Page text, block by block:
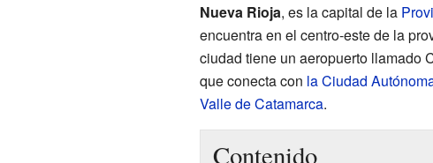
Nueva Rioja, es la capital de la
encuentra en el centro-este de la
ciudad tiene un aeropuerto llamado
que conecta con la Ciudad
Valle de Catamarca.
Contenido